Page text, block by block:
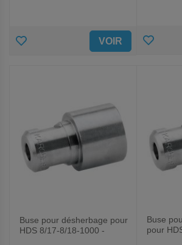
AJOUTER VOIR
Buse pour désherbage pour
HDS 8/17-8/18-1000 -
Buse
pour